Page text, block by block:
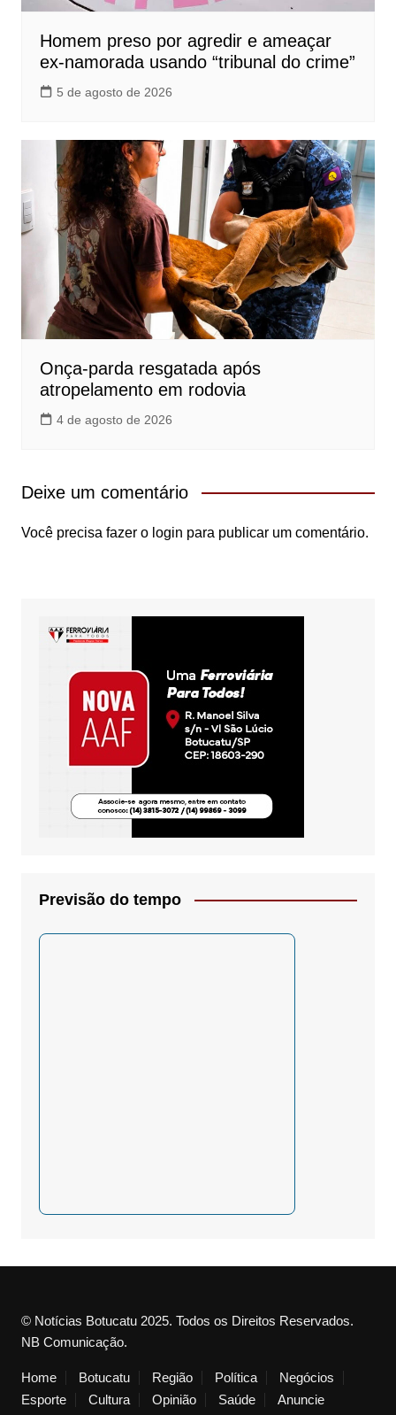
Homem preso por agredir e ameaçar
ex-namorada usando “tribunal do crime”
5 de agosto de 2026
Onça-parda resgatada após
atropelamento em rodovia
4 de agosto de 2026
Deixe um comentário
Você precisa fazer o login para publicar um comentário.
Previsão do tempo
© Notícias Botucatu 2025. Todos os Direitos Reservados.
NB Comunicação.
Home Botucatu Região Política
Negócios
Esporte
Cultura Opinião Saúde Anuncie